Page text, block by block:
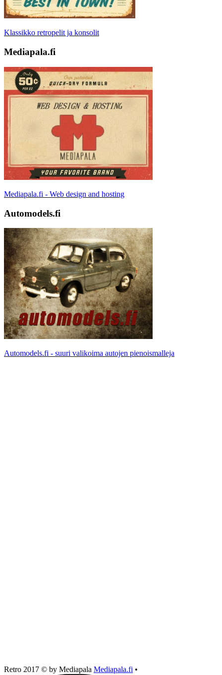
Klassikko retropelit ja konsolit
Mediapala.fi
Mediapala.fi - Web design and hosting
Automodels.fi
Automodels.fi - suuri valikoima autojen pienoismalleja
Retro 2017 © by Mediapala Mediapala.fi •